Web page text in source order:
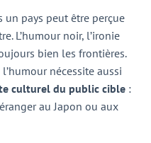
pays peut être perçue
L’humour noir, l’ironie
bien les frontières.
nécessite aussi
culturel du public cible :
au Japon ou aux